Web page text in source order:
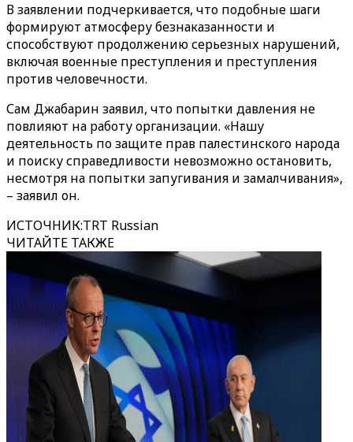
В заявлении подчеркивается, что подобные шаги
формируют атмосферу безнаказанности и
способствуют продолжению серьезных нарушений,
включая военные преступления и преступления
против человечности.
Сам Джабарин заявил, что попытки давления не
повлияют на работу организации. «Нашу
деятельность по защите прав палестинского народа
и поиску справедливости невозможно остановить,
несмотря на попытки запугивания и замалчивания»,
– заявил он.
ИСТОЧНИК:TRT Russian
ЧИТАЙТЕ ТАКЖЕ